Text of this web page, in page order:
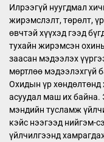
Илрээгүй нуугдмал
жирэмслэлт, төрөлт,
өвчтэй хүүхэд гээд
тухайн жирэмсэн
заасан мэдээлэх
мөртлөө мэдээлэхгүй
Охидын үр хөндөлтөнд
асуудал маш их байна.
мэндийн тусламж
кэйс нээгээд нийгэм-
үйлчилгээнд